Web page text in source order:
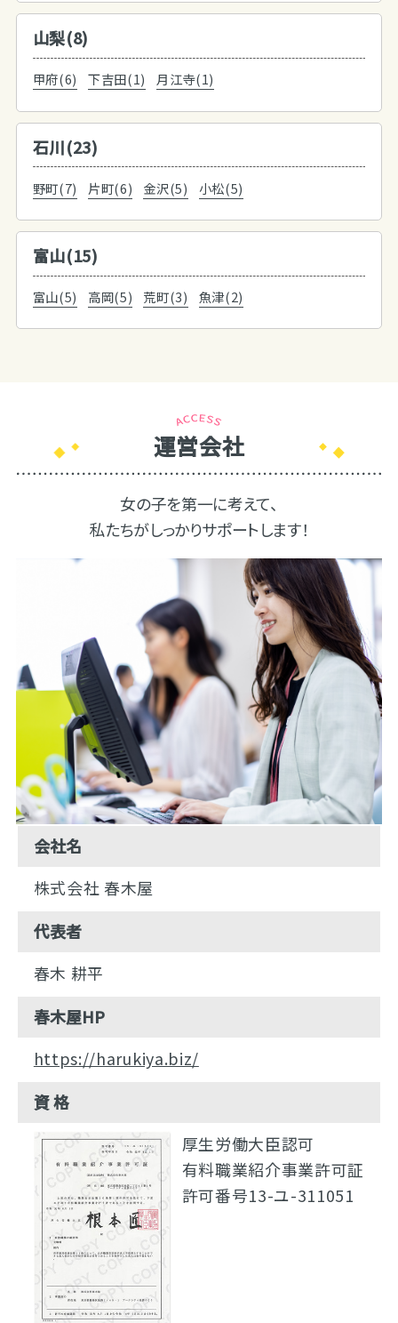
山梨(8)
甲府(6) 下吉田(1) 月江寺(1)
石川(23)
野町(7) 片町(6) 金沢(5) 小松(5)
富山(15)
富山(5) 高岡(5) 荒町(3) 魚津(2)
運営会社
女の子を第一に考えて、
私たちがしっかりサポートします！
会社名
株式会社 春木屋
代表者
春木 耕平
春木屋HP
https://harukiya.biz/
資 格
厚生労働大臣認可
有料職業紹介事業許可証
許可番号13-ユ-311051